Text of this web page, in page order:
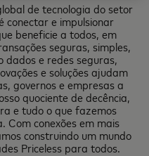
de tecnologia do setor
conectar e impulsionar
beneficie a todos, em
seguras, simples,
dados e redes seguras,
e soluções ajudam
governos e empresas a
quociente de decência,
e tudo o que fazemos
Com conexões em mais
construindo um mundo
Priceless para todos.